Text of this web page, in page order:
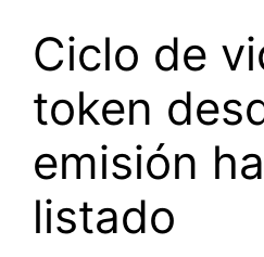
Ciclo de
token
emisión
listado